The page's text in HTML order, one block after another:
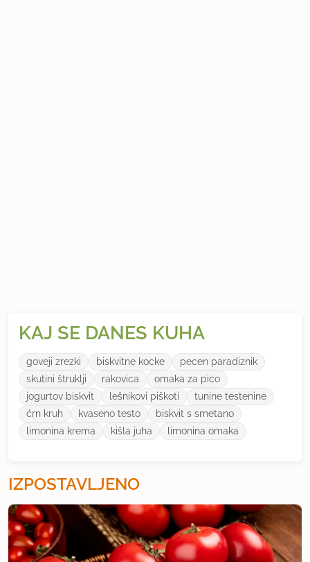
KAJ SE DANES KUHA
goveji zrezki biskvitne kocke
pecen paradiznik
skutini štruklji
rakovica
omaka za pico
jogurtov biskvit
lešnikovi piškoti
tunine testenine
ćrn kruh
kvaseno testo
biskvit s smetano
limonina krema
kišla juha limonina omaka
IZPOSTAVLJENO